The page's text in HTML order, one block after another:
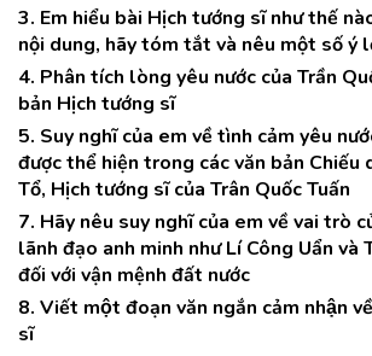
3. Em hiểu bài Hịch tướng sĩ như thế
nội dung, hãy tóm tắt và nêu một số ý
4. Phân tích lòng yêu nước của Trần
bản Hịch tướng sĩ
5. Suy nghĩ của em về tình cảm yêu
được thể hiện trong các văn bản Chiếu
Tổ, Hịch tướng sĩ của Trân Quốc Tuấn
7. Hãy nêu suy nghĩ của em về vai trò
lãnh đạo anh minh như Lí Công Uẩn và
đối với vận mệnh đất nước
8. Viết một đoạn văn ngắn cảm nhận
sĩ